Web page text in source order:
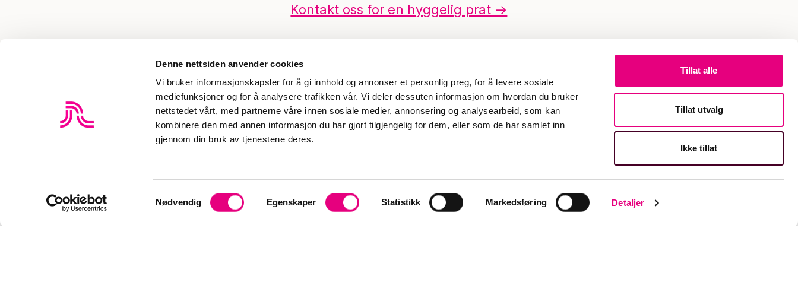
Denne nettsiden anvender cookies
Vi bruker informasjonskapsler for å gi innhold og annonser et personlig preg, for å levere sosiale
mediefunksjoner og for å analysere trafikken vår. Vi deler dessuten informasjon om hvordan du bruker
nettstedet vårt, med partnerne våre innen sosiale medier, annonsering og analysearbeid, som kan
kombinere den med annen informasjon du har gjort tilgjengelig for dem, eller som de har samlet inn
gjennom din bruk av tjenestene deres.
Nødvendig Egenskaper Statistikk Markedsføring Detaljer
Tillat alle
Tillat utvalg
Ikke tillat
Kontakt oss for en hyggelig prat ->